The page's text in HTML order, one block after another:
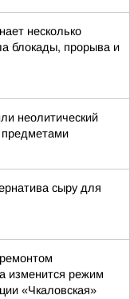
несколько
блокады, прорыва и
неолитический
предметами
сыру для
изменится режим
«Чкаловская»